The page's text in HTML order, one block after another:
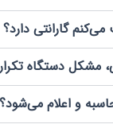
گارانتی دارد؟
مشکل دستگاه
و اعلام می‌شود؟